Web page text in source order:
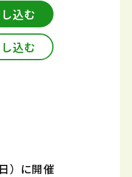
込む
込む
）に開催